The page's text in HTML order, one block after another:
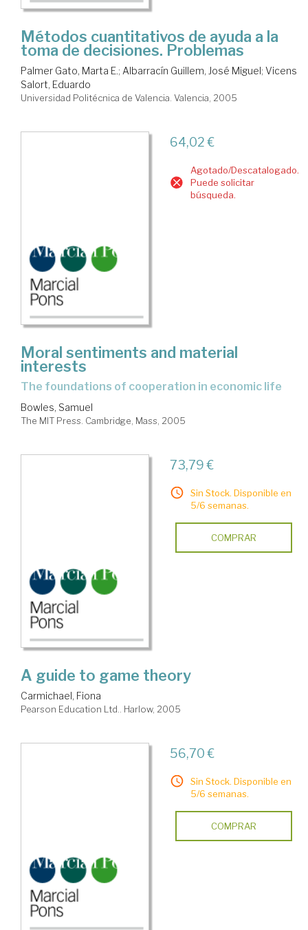
Métodos cuantitativos de ayuda a la
toma de decisiones. Problemas
Palmer Gato, Marta E.; Albarracín Guillem, José Miguel; Vicens
Salort, Eduardo
Universidad Politécnica de Valencia. Valencia, 2005
64,02 €
Agotado/Descatalogado.
Puede solicitar
búsqueda.
Moral sentiments and material
interests
the foundations of cooperation in economic life
Bowles, Samuel
The MIT Press. Cambridge, Mass, 2005
73,79 €
Sin Stock. Disponible en
5/6 semanas.
COMPRAR
A guide to game theory
Carmichael, Fiona
Pearson Education Ltd.. Harlow, 2005
56,70 €
Sin Stock. Disponible en
5/6 semanas.
COMPRAR